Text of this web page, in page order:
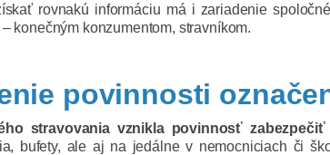
rovnakú informáciu má i zariadenie
konečným konzumentom, stravníkom.
povinnosti
stravovania vznikla povinnosť
bufety, ale aj na jedálne v nemocniciach či